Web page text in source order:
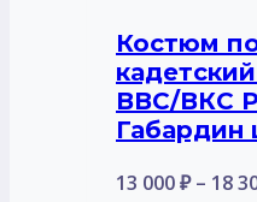
Костюм
ВВС/ВКС
Габардин
13 000₽ – 18